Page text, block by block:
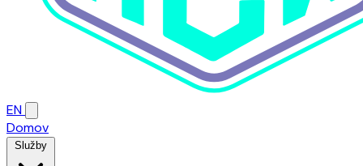
EN
Domov
Služby